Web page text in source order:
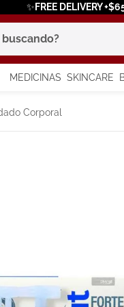
✨FREE DELIVERY
MEDICINAS SKINCARE
Corporal
más buscados